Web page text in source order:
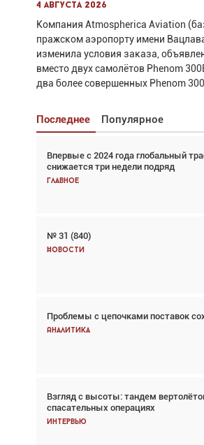
4 августа 2026
Компания Atmospherica Aviation
пражском аэропорту имени
изменила условия заказа,
вместо двух самолётов Phenom
два более совершенных Phenom
Последнее Популярное
Впервые с 2024 года глобальный
снижается три недели подряд
Главное
№ 31 (840)
Новости
Проблемы с цепочками поставок
Аналитика
Взгляд с высоты: тандем
спасательных операциях
Интервью
Взгляд с высоты: тандем
спасательных операциях
Главное
Авиационный фотограф Дэйв Кох:
говорит сама за себя... а ИИ всё
Впервые с 2024 года глобальный
снижается три недели подряд
Частный самолёт – это актив.
покупке соответствующим образом
Интервью